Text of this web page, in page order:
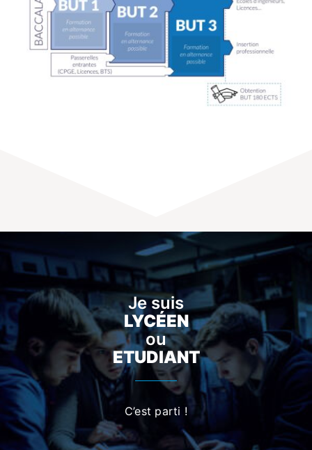
Je suis
LYCÉEN
ou
ETUDIANT
C’est parti !